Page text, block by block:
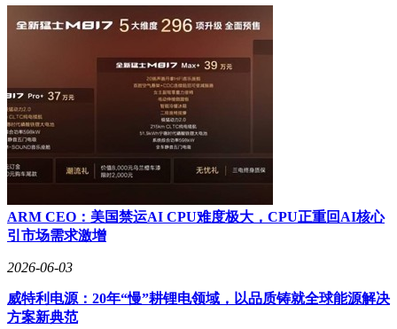
ARM CEO：美国禁运AI CPU难度极大，CPU正重回AI核心
引市场需求激增
2026-06-03
威特利电源：20年“慢”耕锂电领域，以品质铸就全球能源解决
方案新典范